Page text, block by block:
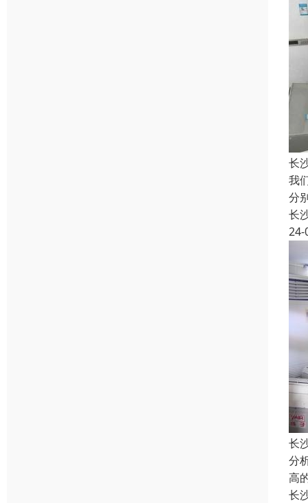
长
我
分
长
24-
长
分
高
长